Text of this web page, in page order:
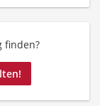
finden?